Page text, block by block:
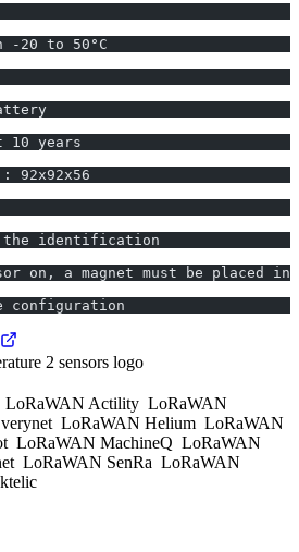
-20 to 50°C
10 years
92x92x56
the identification
on, a magnet must be placed
configuration
LoRaWAN Actility LoRaWAN
LoRaWAN Helium LoRaWAN
LoRaWAN MachineQ LoRaWAN
LoRaWAN SenRa LoRaWAN